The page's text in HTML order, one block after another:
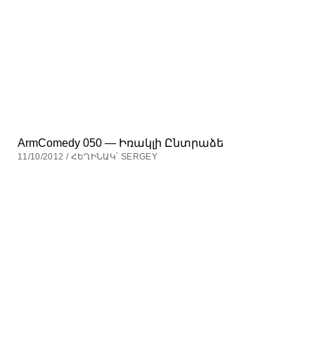
ArmComedy 050 — Իռակլի Ընտրաձե
11/10/2012 / ՀԵՂԻՆԱԿ՝ SERGEY